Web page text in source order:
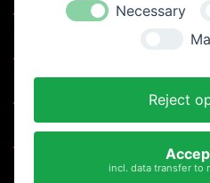
IHR KONTO
KONTAKT
Necessary
Reject
incl. data transfer to